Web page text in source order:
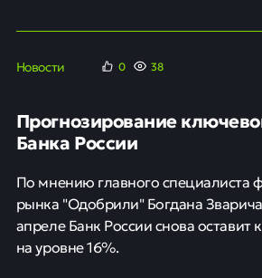
Новости 0 38
Прогнозирование
Банка России
По мнению главного специалиста
рынка "Одобрили" Богдана
апреле Банк России снова оставит
на уровне 16%.